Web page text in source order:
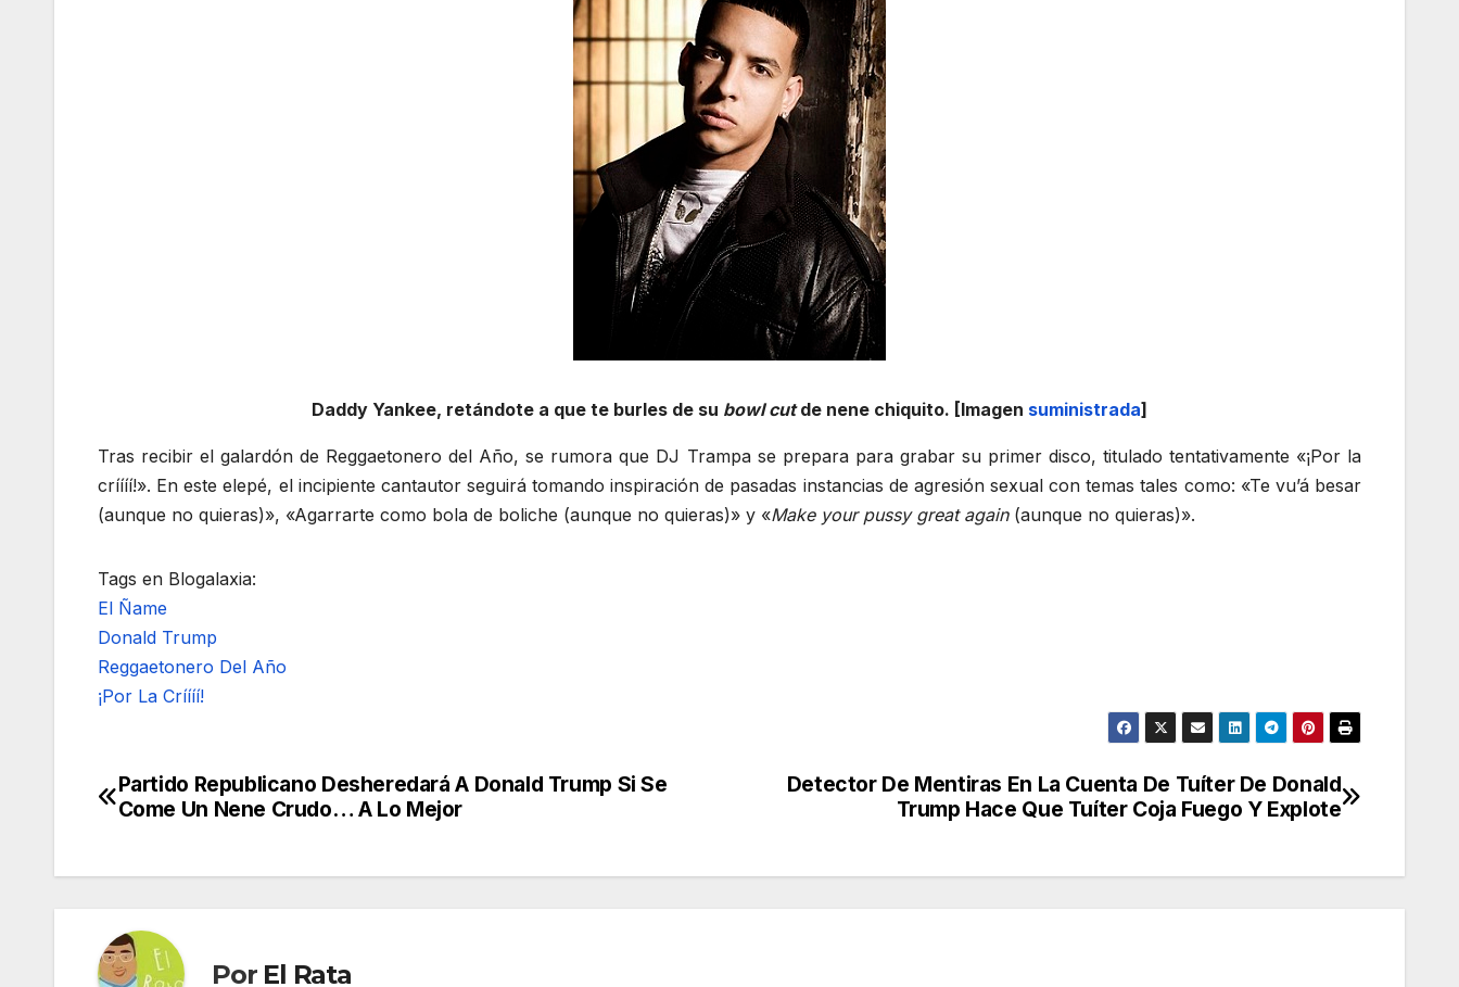
Daddy Yankee, retándote a que te burles de su bowl cutde nene chiquito. [Imagen suministrada]
Tras recibir el galardón de Reggaetonero del Año, se rumora que DJ Trampa se prepara para grabar su primer disco, titulado tentativamente «¡Por la
críííí!». En este elepé, el incipiente cantautor seguirá tomando inspiración de pasadas instancias de agresión sexual con temas tales como: «Te vu’á besar
(aunque no quieras)», «Agarrarte como bola de boliche (aunque no quieras)» y «Make your pussy great again(aunque no quieras)».
Tags en Blogalaxia:
El Ñame
Donald Trump
Reggaetonero Del Año
¡Por La Críííí!
Navegación
entradas
Detector De Mentiras En La Cuenta De Tuíter De Donald
Trump Hace Que Tuíter Coja Fuego Y Explote
Partido Republicano Desheredará A Donald Trump Si Se
Come Un Nene Crudo… A Lo Mejor
Por El Rata